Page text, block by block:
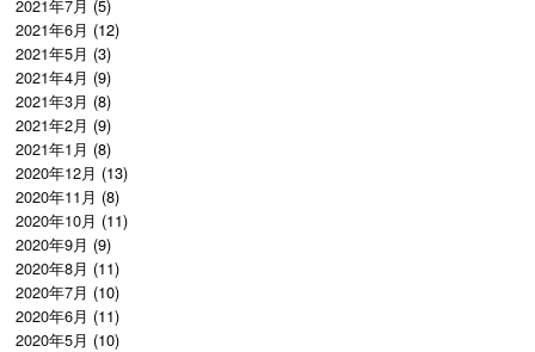
2021年7月 (5)
2021年6月 (12)
2021年5月 (3)
2021年4月 (9)
2021年3月 (8)
2021年2月 (9)
2021年1月 (8)
2020年12月 (13)
2020年11月 (8)
2020年10月 (11)
2020年9月 (9)
2020年8月 (11)
2020年7月 (10)
2020年6月 (11)
2020年5月 (10)